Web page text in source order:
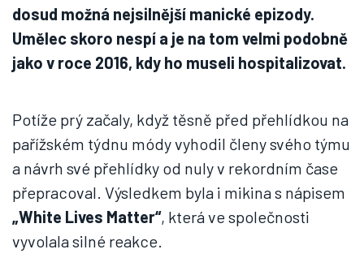
dosud možná nejsilnější manické epizody.
Umělec skoro nespí a je na tom velmi podobně
jako v roce 2016, kdy ho museli hospitalizovat.
Potíže prý začaly, když těsně před přehlídkou na
pařížském týdnu módy vyhodil členy svého týmu
a návrh své přehlídky od nuly v rekordním čase
přepracoval. Výsledkem byla i mikina s nápisem
„White Lives Matter“, která ve společnosti
vyvolala silné reakce.